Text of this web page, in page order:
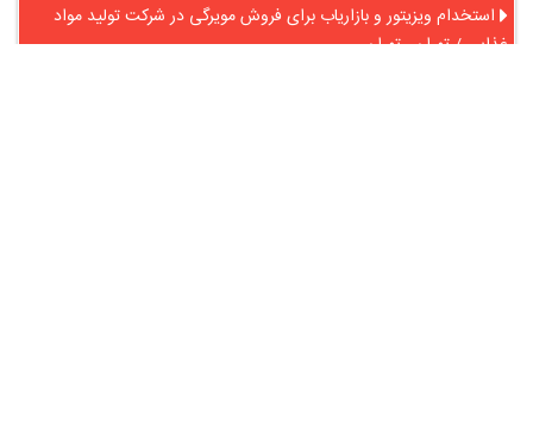
استخدام ویزیتور و بازاریاب برای فروش مویرگی در شرکت تولید مواد
غذایی / تهران , تهران